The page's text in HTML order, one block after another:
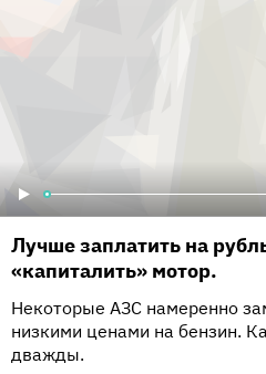
Лучше заплатить на
«капиталить» мотор.
Некоторые АЗС намеренно
низкими ценами на бензин.
дважды.